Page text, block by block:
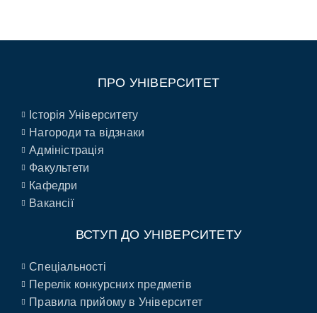
ПРО УНІВЕРСИТЕТ
Історія Університету
Нагороди та відзнаки
Адміністрація
Факультети
Кафедри
Вакансії
ВСТУП ДО УНІВЕРСИТЕТУ
Спеціальності
Перелік конкурсних предметів
Правила прийому в Університет